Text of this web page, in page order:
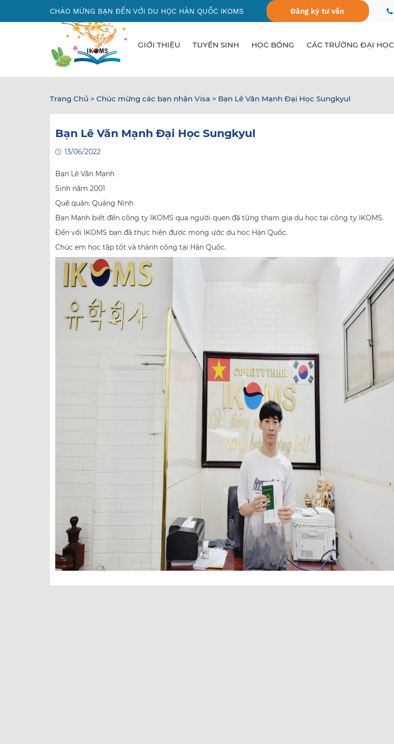
nội
CHÀO MỪNG BẠN ĐẾN VỚI DU HỌC HÀN QUỐC IKOMS Đăng ký tư vấn
GIỚI THIỆU TUYỂN SINH HỌC BỔNG CÁC TRƯỜNG ĐẠI HỌC
Trang Chủ > Chúc mừng các bạn nhận Visa > Bạn Lê Văn Mạnh Đại Học Sungkyul
Bạn Lê Văn Mạnh Đại Học Sungkyul
13/06/2022
Bạn Lê Văn Mạnh
Sinh năm 2001
Quê quán: Quảng Ninh
Bạn Mạnh biết đến công ty IKOMS qua người quen đã từng tham gia du học tại công ty IKOMS.
Đến với IKOMS bạn đã thực hiện được mong ước du học Hàn Quốc.
Chúc em học tập tốt và thành công tại Hàn Quốc.